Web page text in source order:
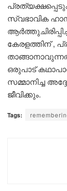
സ്വഭാവിക
കേരളത്തിന് ,
ഒരുപാട്
സമ്മാനിച്ച
ജീവിക്കും.
Tags: